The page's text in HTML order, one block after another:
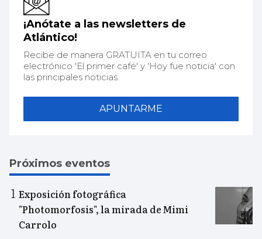
¡Anótate a las newsletters de
Atlántico!
Recibe de manera GRATUITA en tu correo
electrónico 'El primer café' y 'Hoy fue noticia' con
las principales noticias.
APUNTARME
Próximos eventos
Exposición fotográfica
"Photomorfosis", la mirada de Mimi
Carrolo